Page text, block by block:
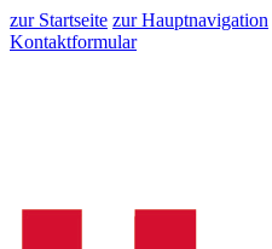
zur Startseite zur Hauptnavigation
Kontaktformular